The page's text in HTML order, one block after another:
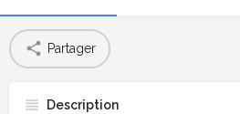
Partager
Description